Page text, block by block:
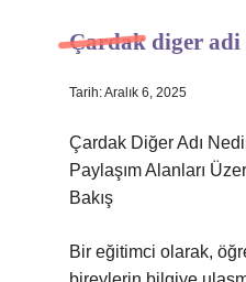
Hakkımızda
Çardak diger adi
Tarih: Aralık 6, 2025
Çardak Diğer Adı
Paylaşım Alanları
Bakış
Bir eğitimci olarak,